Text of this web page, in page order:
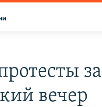
за
вечер